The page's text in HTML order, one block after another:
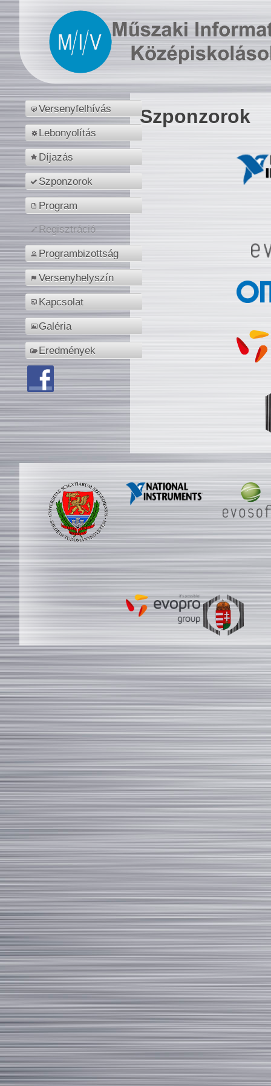
Versenyfelhívás
Lebonyolítás
Díjazás
Szponzorok
Program
Regisztráció
Programbizottság
Versenyhelyszín
Kapcsolat
Galéria
Eredmények
Szponzorok